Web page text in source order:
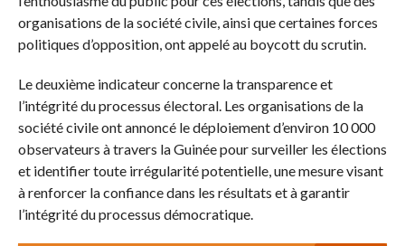
organisations de la société civile, ainsi que certaines forces
politiques d’opposition, ont appelé au boycott du scrutin.
Le deuxième indicateur concerne la transparence et
l’intégrité du processus électoral. Les organisations de la
société civile ont annoncé le déploiement d’environ 10 000
observateurs à travers la Guinée pour surveiller les élections
et identifier toute irrégularité potentielle, une mesure visant
à renforcer la confiance dans les résultats et à garantir
l’intégrité du processus démocratique.